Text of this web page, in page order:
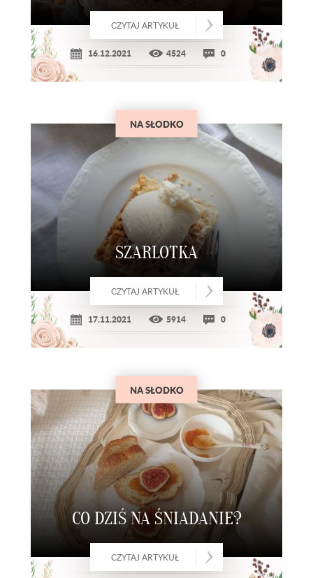
CZYTAJ ARTYKUŁ
16.12.2021 4524 0
NA SŁODKO
SZARLOTKA
CZYTAJ ARTYKUŁ
17.11.2021 5914 0
NA SŁODKO
CO DZIŚ NA ŚNIADANIE?
CZYTAJ ARTYKUŁ